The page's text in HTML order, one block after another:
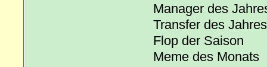
Manager des
Transfer des Jahres
Flop der Saison
Meme des Monats